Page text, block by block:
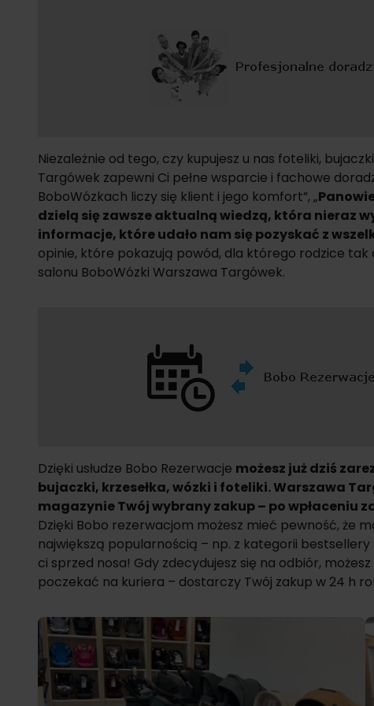
Niezależnie od tego, czy kupujesz u nas foteliki,
Targówek zapewni Ci pełne wsparcie i fachowe
BoboWózkach liczy się klient i jego komfort”, „
dzielą się zawsze aktualną wiedzą, która nieraz
informacje, które udało nam się pozyskać z
opinie, które pokazują powód, dla którego rodzice
salonu BoboWózki Warszawa Targówek.
Dzięki usłudze Bobo Rezerwacje możesz już dziś
bujaczki, krzesełka, wózki i foteliki. Warszawa
magazynie Twój wybrany zakup – po wpłaceniu
Dzięki Bobo rezerwacjom możesz mieć pewność, że
największą popularnością – np. z kategorii bestsellery
ci sprzed nosa! Gdy zdecydujesz się na odbiór,
poczekać na kuriera – dostarczy Twój zakup w 24 h